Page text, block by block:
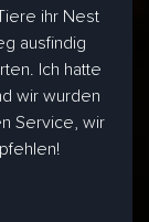
ihr Nest
ausfindig
Ich hatte
wir wurden
Service, wir